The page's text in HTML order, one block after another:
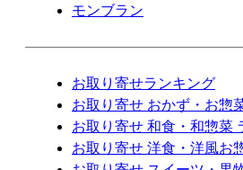
モンブラン
お取り寄せランキング
お取り寄せ おかず・お惣
お取り寄せ 和食・和惣菜
お取り寄せ 洋食・洋風お